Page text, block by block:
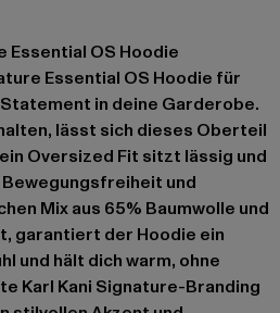
Essential OS Hoodie
Essential OS Hoodie für
in deine Garderobe.
lässt sich dieses Oberteil
Oversized Fit sitzt lässig und
und
Mix aus 65% Baumwolle und
garantiert der Hoodie ein
und hält dich warm, ohne
Karl Kani Signature-Branding